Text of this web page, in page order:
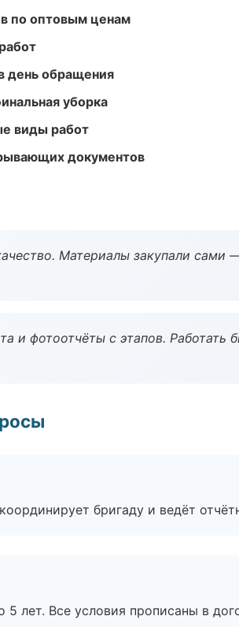
по оптовым ценам
день обращения
уборка
виды работ
документов
Материалы закупали сами
и фотоотчёты с этапов. Работать
бригаду и ведёт
лет. Все условия прописаны в